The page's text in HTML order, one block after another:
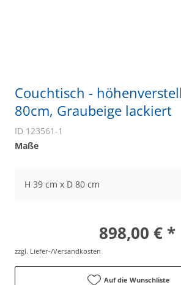
Couchtisch -
80cm, Graubeige lackiert
ID 123561-1
Maße
H 39 cm x D 80 cm
898,00 € *
zzgl. Liefer-/Versandkosten
Auf die Wunschliste